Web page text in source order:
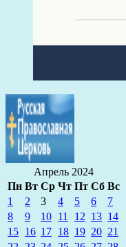
Апрель 2024
Пн Вт Ср Чт Пт Сб Вс
1
2 3 4 5 6
7
8
9 10 11 12 13 14
15 16 17 18 19 20 21